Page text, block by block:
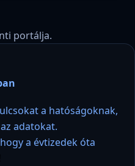
portálja.
a hatóságoknak,
adatokat.
a évtizedek óta